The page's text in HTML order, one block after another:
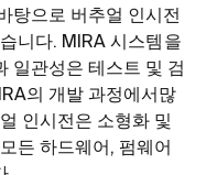
탕으로 버추얼 인시전
니다. MIRA 시스템을
일관성은 테스트 및 검
의 개발 과정에서많
인시전은 소형화 및
든 하드웨어, 펌웨어